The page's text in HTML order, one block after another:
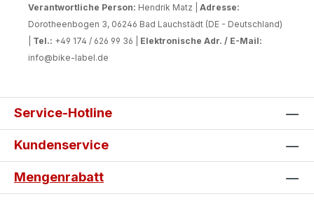
Verantwortliche Person: Hendrik Matz | Adresse:
Dorotheenbogen 3, 06246 Bad Lauchstädt (DE - Deutschland)
Tel.: +49 174 / 626 99 36 | Elektronische Adr. / E-Mail:
info@bike-label.de
Service-Hotline
Kundenservice
Mengenrabatt